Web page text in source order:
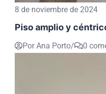
8 de noviembre de 2024
Piso amplio y
Por Ana Porto/ 0